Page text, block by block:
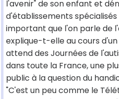
l'avenir" de son enfant et
d'établissements spécialisés
important que l'on parle de
explique-t-elle au cours
attend des Journées de
dans toute la France, une
public à la question du
"C'est un peu comme le